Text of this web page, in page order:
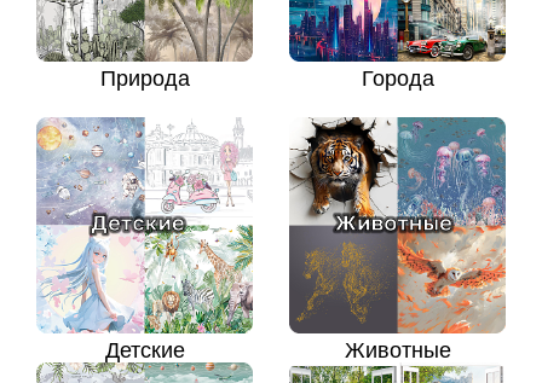
Природа Города
Детские Животные